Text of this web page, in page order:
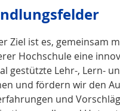
Ziel ist es, gemeinsam
Hochschule eine
gestützte Lehr-, Lern-
und fördern wir den
und